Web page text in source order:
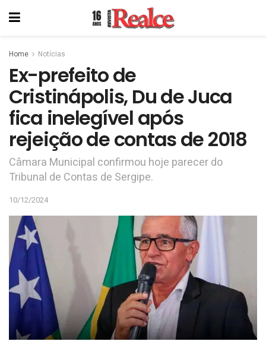
Home Notícias
Ex-prefeito de
Cristinápolis, Du de Juca
fica inelegível após
rejeição de contas de 2018
Câmara Municipal confirmou hoje parecer do
Tribunal de Contas de Sergipe.
10/12/2024